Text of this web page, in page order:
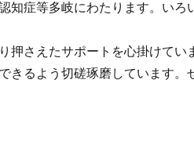
知症等多岐にわたります。いろ
押さえたサポートを心掛けてい
きるよう切磋琢磨しています。